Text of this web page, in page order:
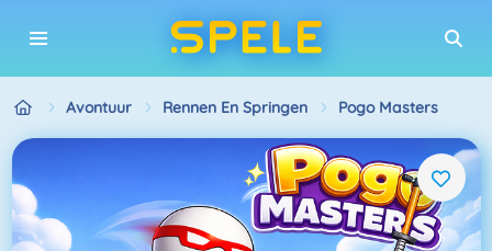
Avontuur Rennen En Springen Pogo Masters